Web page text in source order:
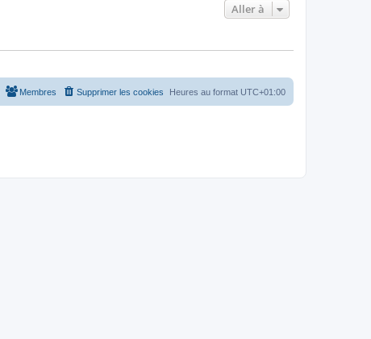
Aller à
Heures au format UTC+01:00
Supprimer les cookies
Membres